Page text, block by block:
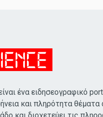
ένα ειδησεογραφικό
και πληρότητα